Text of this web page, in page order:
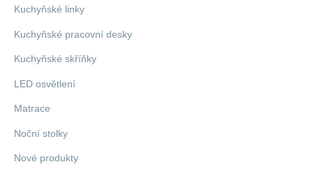
Kuchyňské linky
Kuchyňské pracovní desky
Kuchyňské skříňky
LED osvětlení
Matrace
Noční stolky
Nové produkty